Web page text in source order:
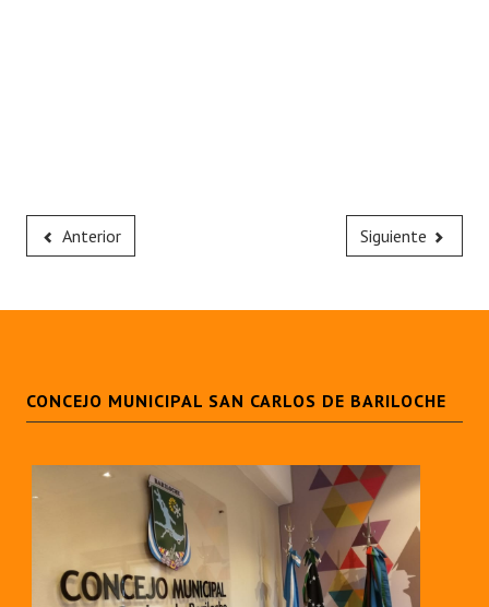
Anterior Siguiente
CONCEJO MUNICIPAL SAN CARLOS DE BARILOCHE